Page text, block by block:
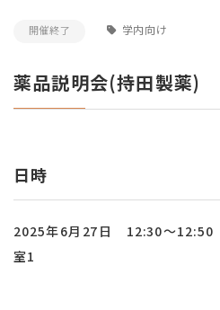
開催終了 学内向け
薬品説明会(持田製薬)
日時
2025年6月27日 12:30～12:50
室1